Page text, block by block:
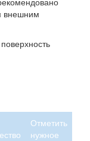
внешним
Отметить
нужное